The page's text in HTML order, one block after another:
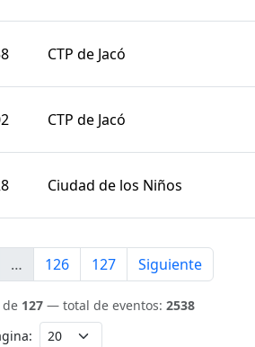
CTP de Jacó
CTP de Jacó
Ciudad de los Niños
… 126 127 Siguiente
de 127 — total de eventos:2538